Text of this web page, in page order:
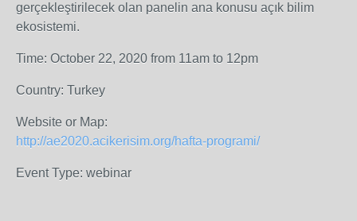
gerçekleştirilecek olan panelin ana konusu açık bilim
ekosistemi.
Time: October 22, 2020 from 11am to 12pm
Country: Turkey
Website or Map:
http://ae2020.acikerisim.org/hafta-programi/
Event Type: webinar